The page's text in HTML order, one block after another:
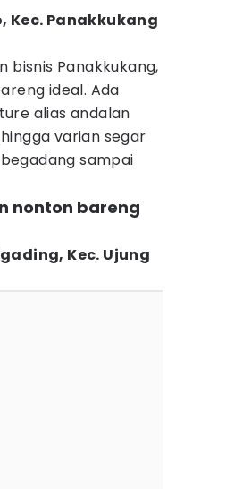
Kec. Panakkukang
bisnis Panakkukang,
ideal. Ada
alias andalan
varian segar
sampai
nonton bareng
Kec. Ujung